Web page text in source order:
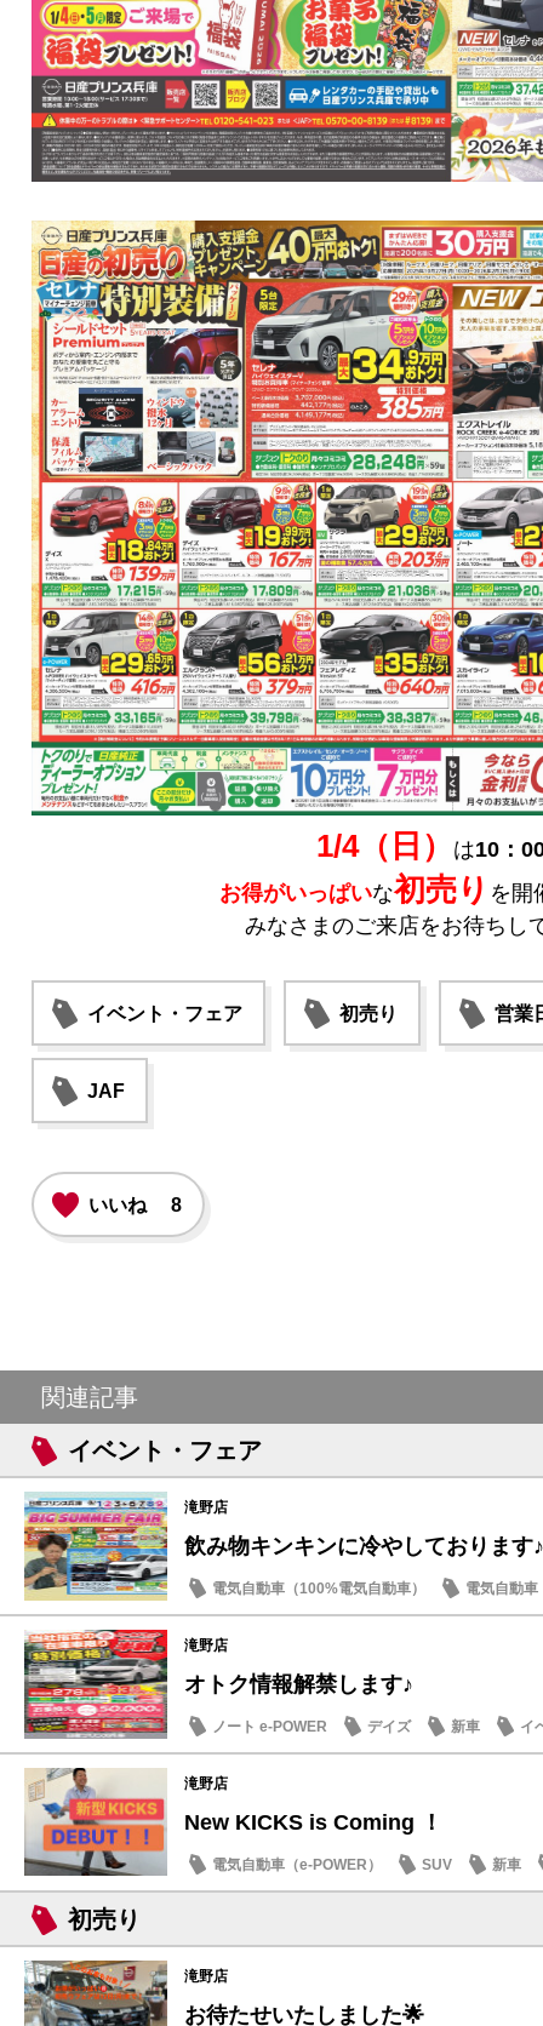
1/4（日） は10：
お得がいっぱいな初売り を開
みなさまのご来店をお待ちし
イベント・フェア 初売り 営業
JAF
いいね 8
関連記事
イベント・フェア
滝野店
飲み物キンキンに冷やしております♪
電気自動車（100%電気自動車）
電気自動車
新車
イベント・フェア
滝野店
オトク情報解禁します♪
ノート e-POWER デイズ 新車 イ
滝野店
New KICKS is Coming ！
電気自動車（e-POWER） SUV 新車
初売り
滝野店
お待たせいたしました🌟